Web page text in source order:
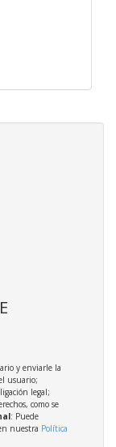
y enviarle la
usuario;
legal;
como se
: Puede
nuestra Política